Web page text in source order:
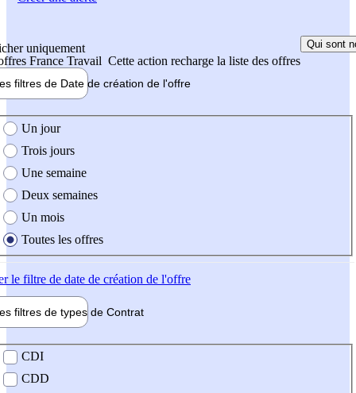
uniquement
France Travail Cette action recharge la liste des offres
Qui sont
filtres de Date de création de l'offre
création de l'offre
Un jour
Trois jours
Une semaine
Deux semaines
Un mois
Toutes les offres
le filtre de date de création de l'offre
filtres de types de Contrat
contrat
CDI
CDD